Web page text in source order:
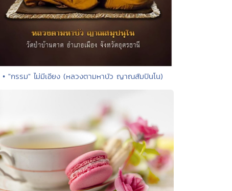
• "กรรม" ไม่มีเอียง (หลวงตามหาบัว ญาณสัมปันโน)